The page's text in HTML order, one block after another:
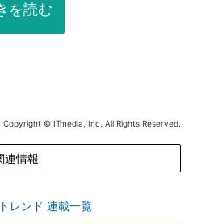
を読む
Copyright © ITmedia, Inc. All Rights Reserved.
連情報
レンド 連載一覧